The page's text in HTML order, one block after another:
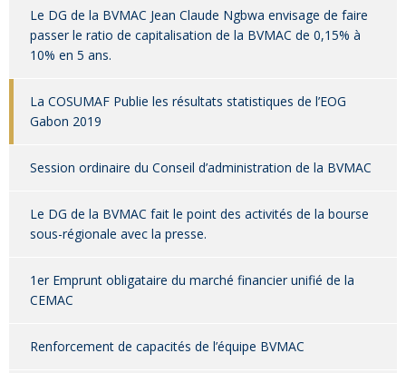
Le DG de la BVMAC Jean Claude Ngbwa envisage de faire
passer le ratio de capitalisation de la BVMAC de 0,15% à
10% en 5 ans.
La COSUMAF Publie les résultats statistiques de l’EOG
Gabon 2019
Session ordinaire du Conseil d’administration de la BVMAC
Le DG de la BVMAC fait le point des activités de la bourse
sous-régionale avec la presse.
1er Emprunt obligataire du marché financier unifié de la
CEMAC
Renforcement de capacités de l’équipe BVMAC